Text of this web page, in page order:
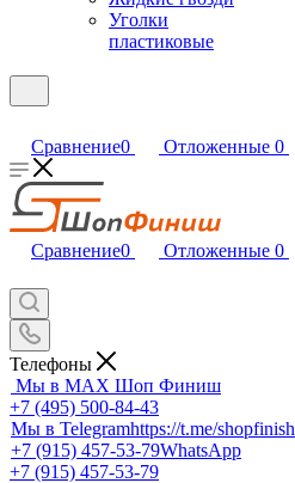
Уголки
пластиковые
Сравнение0 Отложенные 0
Сравнение0 Отложенные 0
Телефоны
Мы в MAX Шоп Финиш
+7 (495) 500-84-43
Мы в Telegramhttps://t.me/shopfinish
+7 (915) 457-53-79WhatsApp
+7 (915) 457-53-79